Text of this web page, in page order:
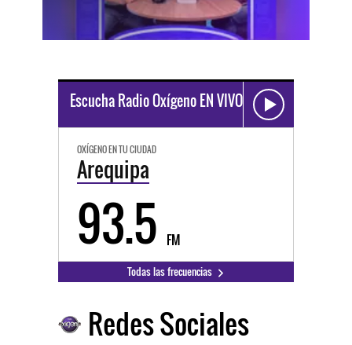
Escucha Radio Oxígeno EN VIVO
OXÍGENO EN TU CIUDAD
Arequipa
93.5 FM
Todas las frecuencias
Redes Sociales